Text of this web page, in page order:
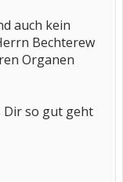
auch kein
Bechterew
Organen
Dir so gut geht